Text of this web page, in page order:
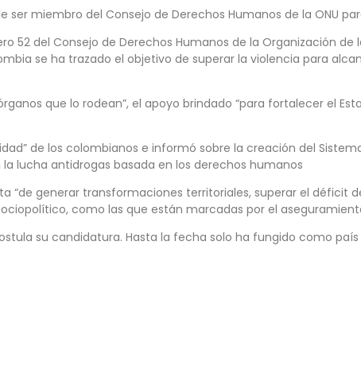
miembro del Consejo de Derechos Humanos de la ONU
del Consejo de Derechos Humanos de la Organización de
se ha trazado el objetivo de superar la violencia para
que lo rodean”, el apoyo brindado “para fortalecer el
de los colombianos e informó sobre la creación del
lucha antidrogas basada en los derechos humanos
“de generar transformaciones territoriales, superar el déficit
como las que están marcadas por el
su candidatura. Hasta la fecha solo ha fungido como país